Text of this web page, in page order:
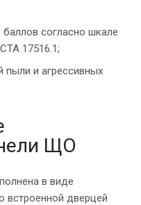
согласно шкале
17516.1;
пыли и агрессивных
ЩО
в виде
встроенной дверцей